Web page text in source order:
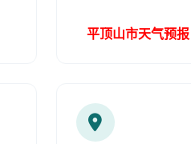
平顶山市天气预报